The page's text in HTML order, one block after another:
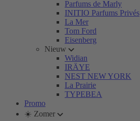
Parfums de Marly
INITIO Parfums Privés
La Mer
Tom Ford
Eisenberg
Nieuw
Widian
IRÄYE
NEST NEW YORK
La Prairie
TYPEBEA
Promo
☀️ Zomer